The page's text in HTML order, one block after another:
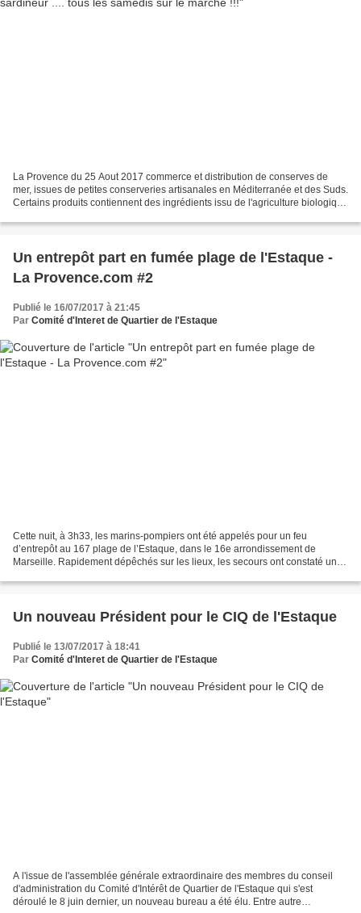
La Provence du 25 Aout 2017 commerce et distribution de conserves de
mer, issues de petites conserveries artisanales en Méditerranée et des Suds.
Certains produits contiennent des ingrédients issu de l'agriculture biologiq...
Un entrepôt part en fumée plage de l'Estaque -
La Provence.com #2
Publié le 16/07/2017 à 21:45
Par Comité d'Interet de Quartier de l'Estaque
Cette nuit, à 3h33, les marins-pompiers ont été appelés pour un feu
d’entrepôt au 167 plage de l’Estaque, dans le 16e arrondissement de
Marseille. Rapidement dépêchés sur les lieux, les secours ont constaté un
Un nouveau Président pour le CIQ de l'Estaque
Publié le 13/07/2017 à 18:41
Par Comité d'Interet de Quartier de l'Estaque
A l'issue de l'assemblée générale extraordinaire des membres du conseil
d'administration du Comité d'Intérêt de Quartier de l'Estaque qui s'est
déroulé le 8 juin dernier, un nouveau bureau a été élu. Entre autre